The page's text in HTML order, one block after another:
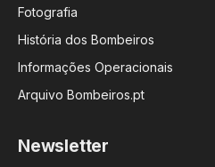
Fotografia
História dos Bombeiros
Informações Operacionais
Arquivo Bombeiros.pt
Newsletter